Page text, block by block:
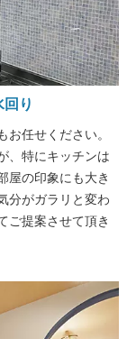
り
任せください。
、特にキッチンは
屋の印象にも大き
分がガラリと変わ
ご提案させて頂き